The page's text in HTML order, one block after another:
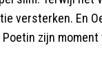
versterken. En
zijn